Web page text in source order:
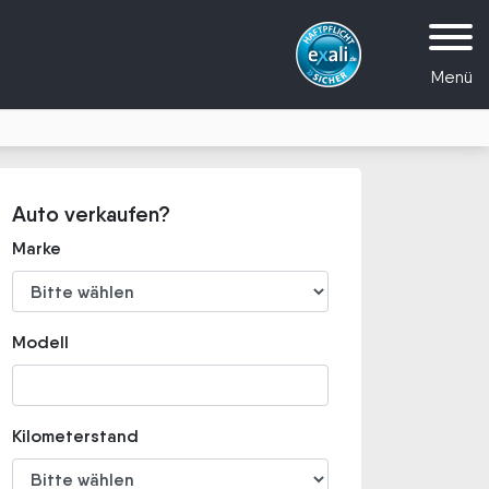
Menü
Auto verkaufen?
Marke
Modell
Kilometerstand